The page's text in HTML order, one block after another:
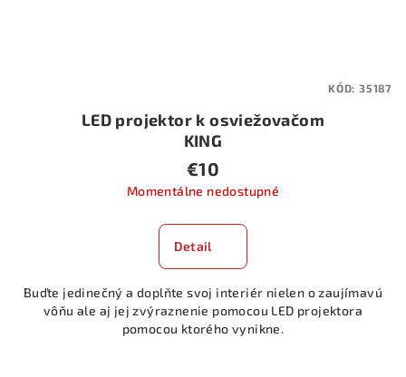
LED projektor k osviežovačom
KING
€10
Momentálne nedostupné
Detail
Buďte jedinečný a doplňte svoj interiér nielen o zaujímavú
vôňu ale aj jej zvýraznenie pomocou LED projektora
pomocou ktorého vynikne.
KÓD: 35187